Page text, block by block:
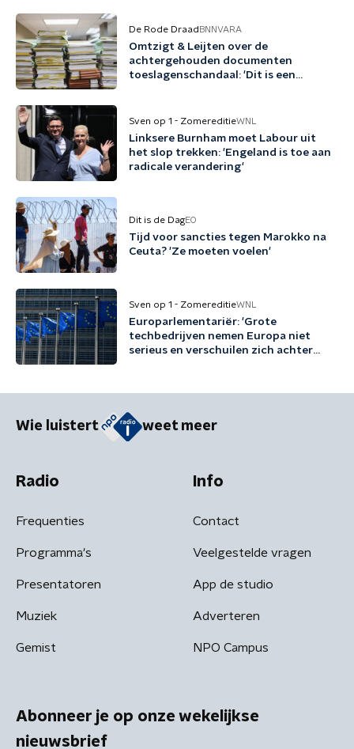
De Rode Draad BNNVARA
Omtzigt & Leijten over de
achtergehouden documenten
toeslagenschandaal: 'Dit is een
Sven op 1 - ZomereditieWNL
Linksere Burnham moet Labour uit
het slop trekken: 'Engeland is toe aan
radicale verandering'
Dit is de DagEO
Tijd voor sancties tegen Marokko na
Ceuta? 'Ze moeten voelen'
Sven op 1 - ZomereditieWNL
Europarlementariër: 'Grote
techbedrijven nemen Europa niet
serieus en verschuilen zich achter
Wie luistert weet meer
Radio
Frequenties
Programma's
Presentatoren
Muziek
Gemist
Info
Contact
Veelgestelde vragen
App de studio
Adverteren
NPO Campus
Abonneer je op onze wekelijkse
nieuwsbrief